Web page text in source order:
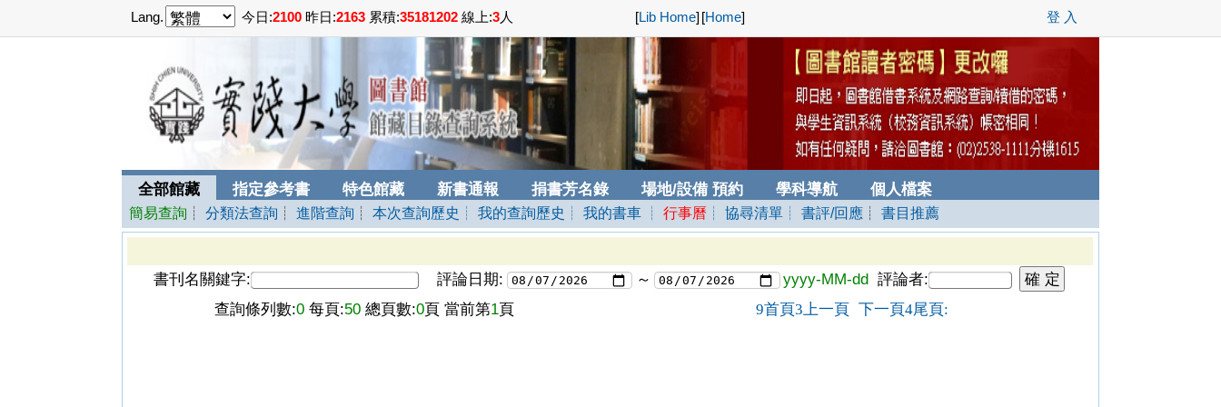
Lang. 今日:2100 昨日:2163 累積:35181202 線上:3人 [Lib Home] [Home] 登 入
全部館藏 指定參考書 特色館藏 新書通報 捐書芳名錄 場地/設備 預約 學科導航 個人檔案
簡易查詢 ┊分類法查詢 ┊進階查詢 ┊本次查詢歷史 ┊ 我的查詢歷史 ┊ 我的書車 ┊行事曆 ┊ 協尋清單 ┊ 書評/回應 ┊書目推薦
書刊名關鍵字: 評論日期: ～ yyyy-MM-dd 評論者:
查詢條列數:0 每頁:50 總頁數:0頁 當前第1頁 9首頁3上一頁 下一頁4尾頁: